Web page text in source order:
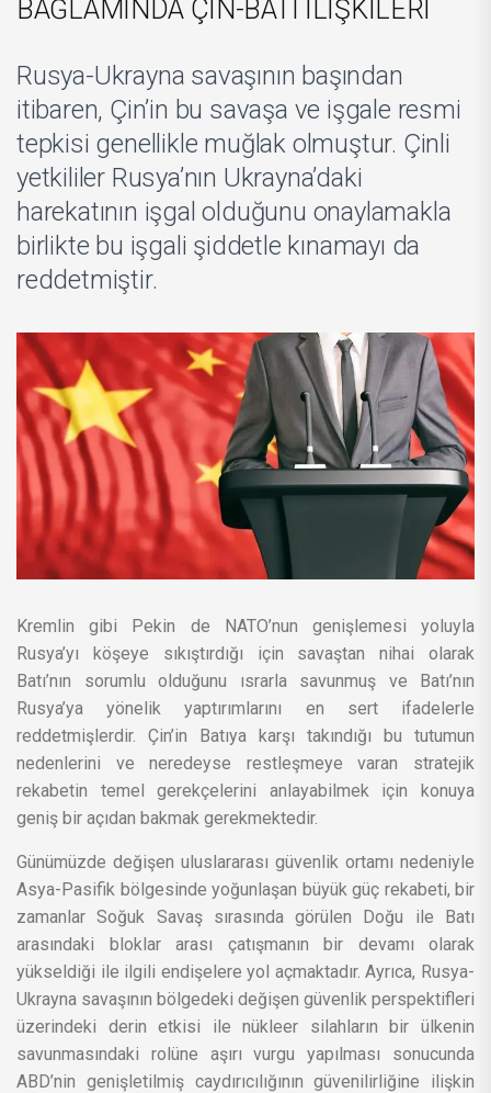
BAĞLAMINDA ÇİN-BATI İLİŞKİLERİ
Rusya-Ukrayna savaşının başından
itibaren, Çin’in bu savaşa ve işgale resmi
tepkisi genellikle muğlak olmuştur. Çinli
yetkililer Rusya’nın Ukrayna’daki
harekatının işgal olduğunu onaylamakla
birlikte bu işgali şiddetle kınamayı da
reddetmiştir.
Kremlin gibi Pekin de NATO’nun genişlemesi yoluyla
Rusya’yı köşeye sıkıştırdığı için savaştan nihai olarak
Batı’nın sorumlu olduğunu ısrarla savunmuş ve Batı’nın
Rusya’ya yönelik yaptırımlarını en sert ifadelerle
reddetmişlerdir. Çin’in Batıya karşı takındığı bu tutumun
nedenlerini ve neredeyse restleşmeye varan stratejik
rekabetin temel gerekçelerini anlayabilmek için konuya
geniş bir açıdan bakmak gerekmektedir.
Günümüzde değişen uluslararası güvenlik ortamı nedeniyle
Asya-Pasifik bölgesinde yoğunlaşan büyük güç rekabeti, bir
zamanlar Soğuk Savaş sırasında görülen Doğu ile Batı
arasındaki bloklar arası çatışmanın bir devamı olarak
yükseldiği ile ilgili endişelere yol açmaktadır. Ayrıca, Rusya-
Ukrayna savaşının bölgedeki değişen güvenlik perspektifleri
üzerindeki derin etkisi ile nükleer silahların bir ülkenin
savunmasındaki rolüne aşırı vurgu yapılması sonucunda
ABD’nin genişletilmiş caydırıcılığının güvenilirliğine ilişkin